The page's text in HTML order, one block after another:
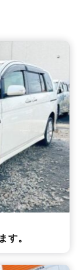
す。